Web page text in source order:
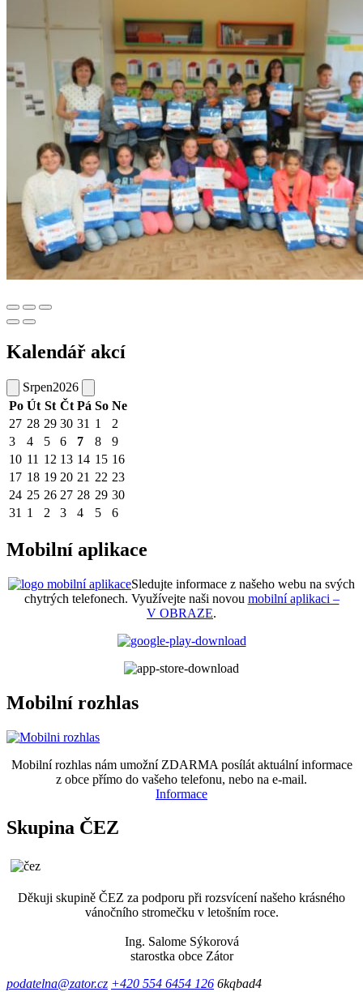
Kalendář akcí
Srpen2026
Po Út St Čt Pá So Ne
27 28 29 30 31 1
2
3
4 5 6 7 8
9
10 11 12 13 14 15 16
17 18 19 20 21 22 23
24 25 26 27 28 29 30
31 1 2 3 4 5 6
Mobilní aplikace
Sledujte informace z našeho webu na svých
chytrých telefonech. Využívejte naši novou mobilní aplikaci –
V OBRAZE.
Mobilní rozhlas
Mobilní rozhlas nám umožní ZDARMA posílát aktuální informace
z obce přímo do vašeho telefonu, nebo na e-mail.
Informace
Skupina ČEZ
Děkuji skupině ČEZ za podporu při rozsvícení našeho krásného
vánočního stromečku v letošním roce.
Ing. Salome Sýkorová
starostka obce Zátor
podatelna@zator.cz +420 554 6454 126 6kqbad4